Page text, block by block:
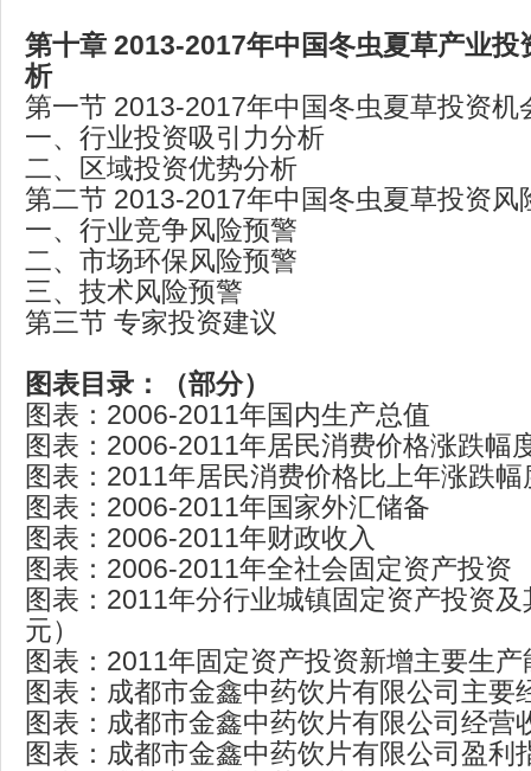
第十章 2013-2017年中国冬虫夏草产业投
析
第一节 2013-2017年中国冬虫夏草投资机
一、行业投资吸引力分析
二、区域投资优势分析
第二节 2013-2017年中国冬虫夏草投资风
一、行业竞争风险预警
二、市场环保风险预警
三、技术风险预警
第三节 专家投资建议
图表目录：（部分）
图表：2006-2011年国内生产总值
图表：2006-2011年居民消费价格涨跌幅
图表：2011年居民消费价格比上年涨跌幅
图表：2006-2011年国家外汇储备
图表：2006-2011年财政收入
图表：2006-2011年全社会固定资产投资
图表：2011年分行业城镇固定资产投资
元）
图表：2011年固定资产投资新增主要生产
图表：成都市金鑫中药饮片有限公司主要
图表：成都市金鑫中药饮片有限公司经营
图表：成都市金鑫中药饮片有限公司盈利